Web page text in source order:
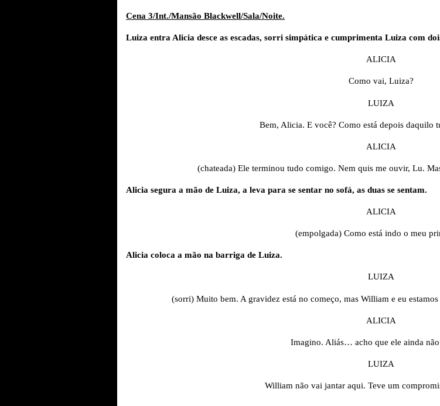
Cena 3/Int./Mansão Blackwell/Sala/Noite.
Luiza entra Alicia desce as escadas, sorri simpática e cumprimenta Luiza com
ALICIA
Como vai, Luiza?
LUIZA
Bem, Alicia. E você? Como está depois daquilo
ALICIA
(chateada) Ele terminou tudo comigo. Nem quis me ouvir, Lu.
Alicia segura a mão de Luiza, a leva para se sentar no sofá, as duas se sentam.
ALICIA
(empolgada) Como está indo o meu
Alicia coloca a mão na barriga de Luiza.
LUIZA
(sorri) Muito bem. A gravidez está no começo, mas William e eu
ALICIA
Imagino. Aliás… acho que ele ainda
LUIZA
William não vai jantar aqui. Teve um